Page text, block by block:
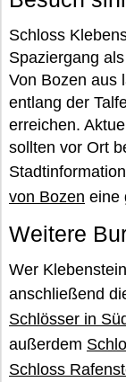
Schloss
Spaziergang
Von Bozen aus
entlang der
erreichen.
sollten vor Ort
von Bozen eine
Weitere
Wer
anschließend
Schlösser in
außerdem
Schloss